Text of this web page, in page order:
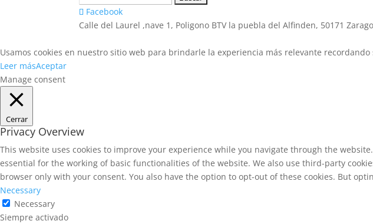
Facebook
Calle del Laurel ,nave 1, Poligono BTV la puebla del Alfinden, 50171
Usamos cookies en nuestro sitio web para brindarle la experiencia más relevante
Leer másAceptar
Manage consent
Cerrar
Privacy Overview
This website uses cookies to improve your experience while you navigate through the
essential for the working of basic functionalities of the website. We also use third-party
browser only with your consent. You also have the option to opt-out of these cookies. But
Necessary
Necessary
Siempre activado